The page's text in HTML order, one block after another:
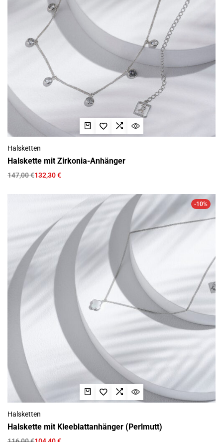
Halsketten
Halskette mit Zirkonia-Anhänger
147,00€132,30€
-10%
Halsketten
Halskette mit Kleeblattanhänger (Perlmutt)